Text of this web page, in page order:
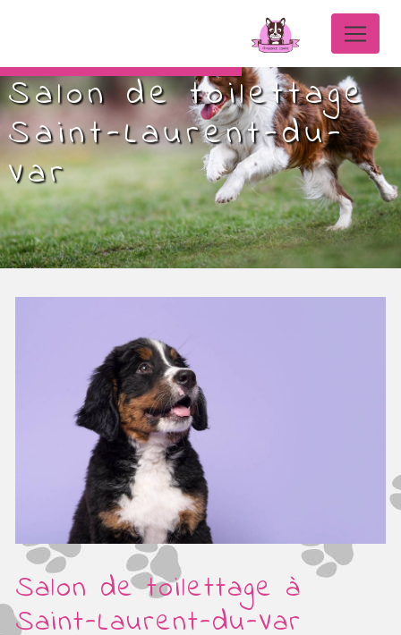
Salon de toilettage
Saint-Laurent-du-
Var
Salon de toilettage à
Saint-Laurent-du-Var